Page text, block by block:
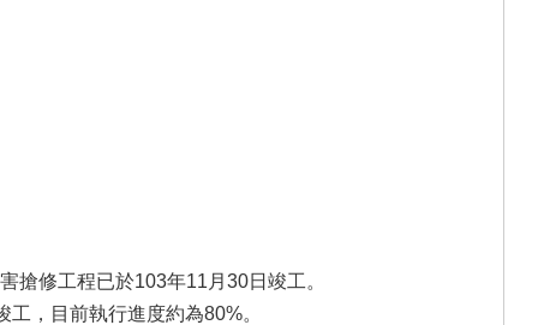
搶修工程已於103年11月30日竣工。
，目前執行進度約為80%。